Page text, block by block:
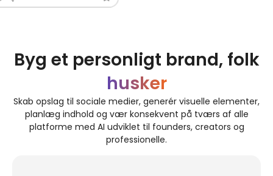
Byg et personligt brand, folk
husker
Skab opslag til sociale medier, generér visuelle elementer,
planlæg indhold og vær konsekvent på tværs af alle
platforme med AI udviklet til founders, creators og
professionelle.